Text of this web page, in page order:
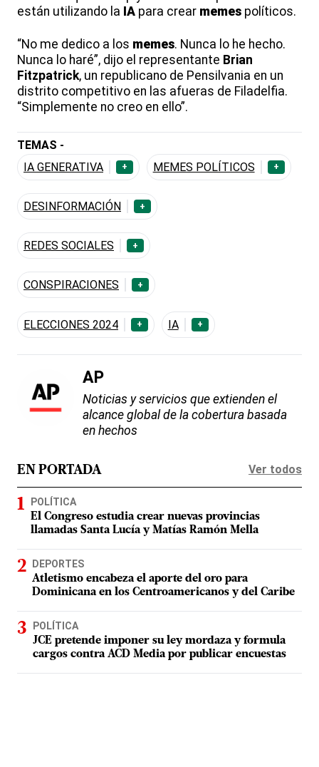
están utilizando la IA para crear memes políticos.
“No me dedico a los memes. Nunca lo he hecho.
Nunca lo haré”, dijo el representante Brian
Fitzpatrick, un republicano de Pensilvania en un
distrito competitivo en las afueras de Filadelfia.
“Simplemente no creo en ello”.
TEMAS -
IA GENERATIVA
+ MEMES POLÍTICOS +
DESINFORMACIÓN +
REDES SOCIALES +
CONSPIRACIONES +
ELECCIONES 2024 + IA +
AP
Noticias y servicios que extienden el
alcance global de la cobertura basada
en hechos
EN PORTADA Ver todos
POLÍTICA
El Congreso estudia crear nuevas provincias
llamadas Santa Lucía y Matías Ramón Mella
DEPORTES
Atletismo encabeza el aporte del oro para
Dominicana en los Centroamericanos y del Caribe
POLÍTICA
JCE pretende imponer su ley mordaza y formula
cargos contra ACD Media por publicar encuestas